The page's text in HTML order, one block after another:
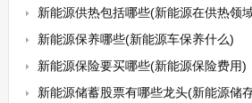
新能源供热包括哪些(新能源在供热领
新能源保养哪些(新能源车保养什么)
新能源保险要买哪些(新能源保险费用)
新能源储蓄股票有哪些龙头(新能源储